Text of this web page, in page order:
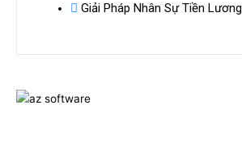
Giải Pháp Nhân Sự Tiền Lương